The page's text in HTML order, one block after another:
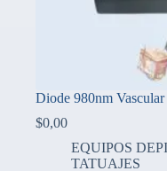
Diode 980nm
$0,00
EQUIPOS
TATUAJES